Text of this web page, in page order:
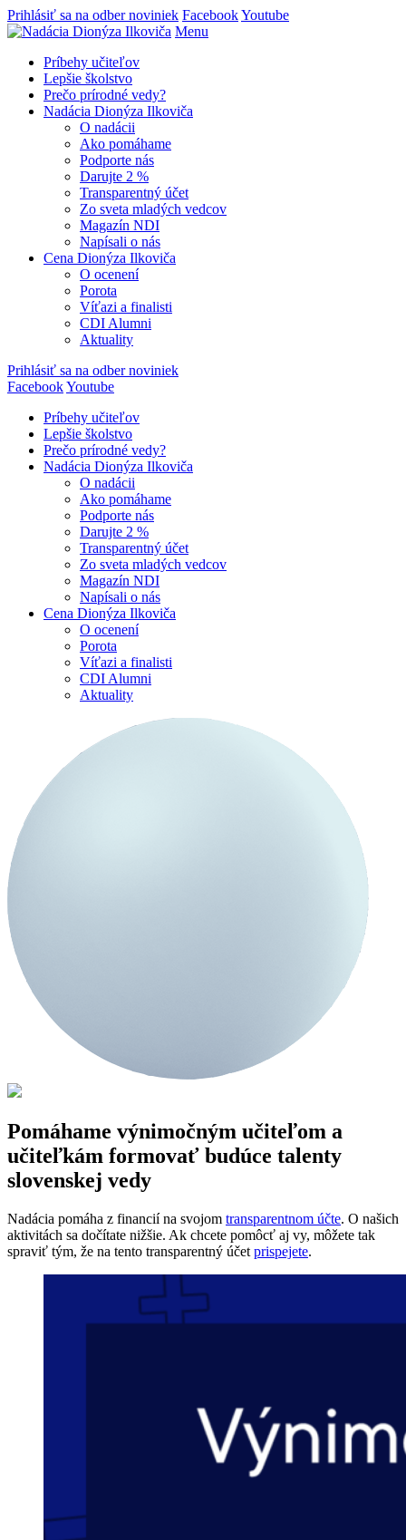
Prihlásiť sa na odber noviniek FacebookYoutube
Menu
Príbehy učiteľov
Lepšie školstvo
Prečo prírodné vedy?
Nadácia Dionýza Ilkoviča
O nadácii
Ako pomáhame
Podporte nás
Darujte 2 %
Transparentný účet
Zo sveta mladých vedcov
Magazín NDI
Napísali o nás
Cena Dionýza Ilkoviča
O ocenení
Porota
Víťazi a finalisti
CDI Alumni
Aktuality
Prihlásiť sa na odber noviniek
FacebookYoutube
Príbehy učiteľov
Lepšie školstvo
Prečo prírodné vedy?
Nadácia Dionýza Ilkoviča
O nadácii
Ako pomáhame
Podporte nás
Darujte 2 %
Transparentný účet
Zo sveta mladých vedcov
Magazín NDI
Napísali o nás
Cena Dionýza Ilkoviča
O ocenení
Porota
Víťazi a finalisti
CDI Alumni
Aktuality
Pomáhame výnimočným učiteľom a
učiteľkám formovať budúce talenty
slovenskej vedy
Nadácia pomáha z financií na svojom transparentnom účte. O našich
aktivitách sa dočítate nižšie. Ak chcete pomôcť aj vy, môžete tak
spraviť tým, že na tento transparentný účet prispejete.